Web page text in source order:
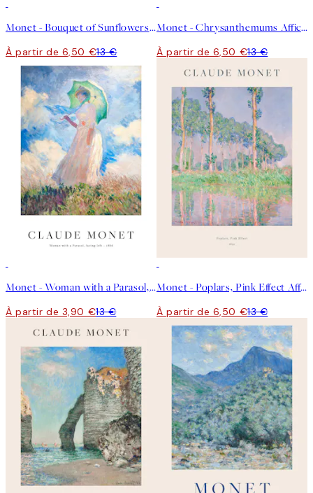
Monet - Bouquet of Sunflowers Affiche
À partir de 6,50 €13 €
Monet - Chrysanthemums Affiche
À partir de 6,50 €13 €
Monet - Woman with a Parasol, facing left Affiche
À partir de 3,90 €13 €
Monet - Poplars, Pink Effect Affiche
À partir de 6,50 €13 €